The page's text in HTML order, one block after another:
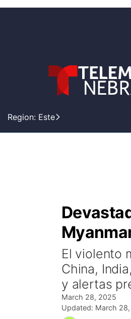
Region: Este
El violento
China,
y alertas
March 28, 2025
Updated: March